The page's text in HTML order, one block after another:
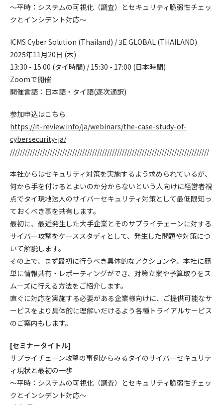
～平時：システムの可視化（調査）とセキュリティ脆弱性チェッ
クとインシデント対応～
ICMS Cyber Solution (Thailand) / 3E GLOBAL (THAILAND)
2025年11月20日 (木)
13:30 - 15:00 (タイ時間) / 15:30 - 17:00 (日本時間)
Zoomで開催
開催言語：日本語・タイ語(逐次通訳)
参加申込はこちら
https://it-review.info/ja/webinars/the-case-study-of-
cybersecurity-ja/
////////////////////////////////////////////////////////////////////////////////
本社からはセキュリティ対策を実施するよう求められているが、
何から手を付けるとよいのか分からないという人向けに経営者視
点でタイ現地法人のサイバーセキュリティ対策として最低限知っ
ておくべき事を共有します。
最初に、最近発生した大手企業とそのサプライチェーンに対する
サイバー攻撃をケーススタディとして、発生した問題や対策につ
いて解説します。
その上で、まず最初に行うべき具体的なアクションや、本社に簡
単に情報共有・レポーティングができ、対策立案や予算取りをス
ムーズに行える方法をご紹介します。
直ぐに対応を実施する必要がある企業様向けに、ご提供可能なサ
ービスをより具体的に理解いだけるよう各種トライアルサービス
のご案内もします。
[セミナータイトル]
サプライチェーン攻撃の事例からみるタイのサイバーセキュリテ
ィ現状と最初の一歩
～平時：システムの可視化（調査）とセキュリティ脆弱性チェッ
クとインシデント対応～